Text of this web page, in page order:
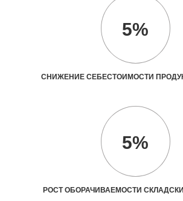
5%
СНИЖЕНИЕ СЕБЕСТОИМОСТИ
5%
РОСТ ОБОРАЧИВАЕМОСТИ